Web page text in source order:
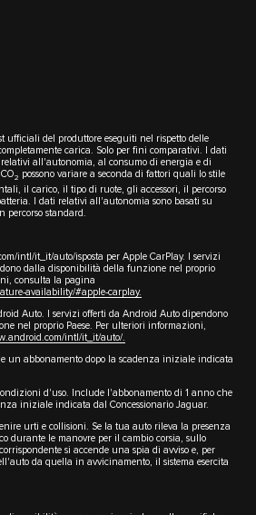
ufficiali del produttore eseguiti nel rispetto delle
carica. Solo per fini comparativi. I dati
all'autonomia, al consumo di energia e di
2 possono variare a seconda di fattori quali lo stile
il carico, il tipo di ruote, gli accessori, il percorso
I dati relativi all'autonomia sono basati su
standard.
intl/it_it/auto/isposta per Apple CarPlay. I servizi
dalla disponibilità della funzione nel proprio
consulta la pagina
availability/#apple-carplay.
Auto. I servizi offerti da Android Auto dipendono
nel proprio Paese. Per ulteriori informazioni,
intl/it_it/auto/
un abbonamento dopo la scadenza iniziale indicata
d'uso. Include l'abbonamento di 1 anno che
iniziale indicata dal Concessionario Jaguar.
urti e collisioni. Se la tua auto rileva la presenza
durante le manovre per il cambio corsia, sullo
si accende una spia di avviso e, per
da quella in avvicinamento, il sistema esercita